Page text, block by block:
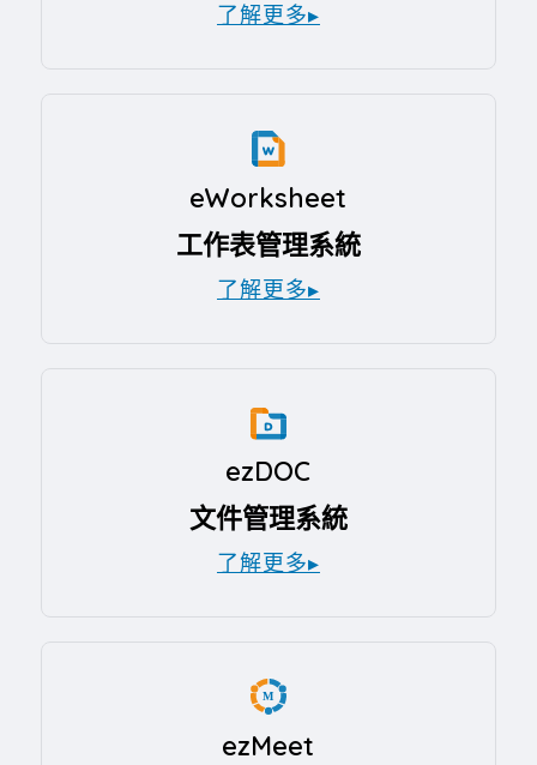
了解更多▸
eWorksheet
工作表管理系統
了解更多▸
ezDOC
文件管理系統
了解更多▸
ezMeet